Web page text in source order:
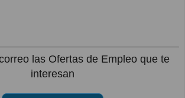
las Ofertas de Empleo que te
interesan